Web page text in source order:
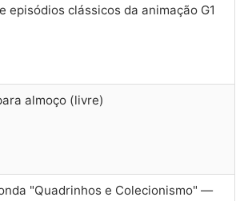
episódios clássicos da animação G1
almoço (livre)
"Quadrinhos e Colecionismo" —